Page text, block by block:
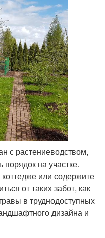
с растениеводством,
порядок на участке.
или содержите
от таких забот, как
в труднодоступных
дизайна и